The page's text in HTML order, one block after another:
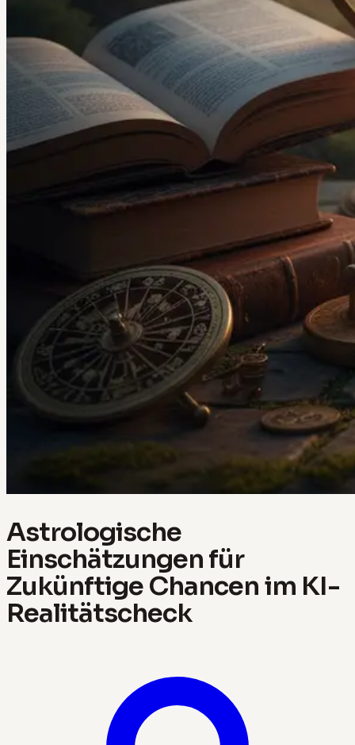
Astrologische
Einschätzungen für
Zukünftige Chancen im KI-
Realitätscheck